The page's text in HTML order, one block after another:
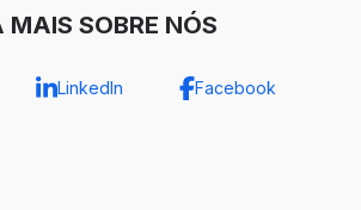
MAIS SOBRE NÓS
LinkedIn Facebook